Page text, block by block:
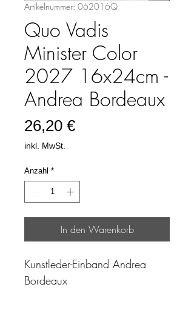
Artikelnummer: 062016Q
Quo Vadis
Minister Color
2027 16x24cm -
Andrea Bordeaux
26,20 €Preis
inkl. MwSt.
Anzahl *
In den Warenkorb
Kunstleder-Einband Andrea
Bordeaux